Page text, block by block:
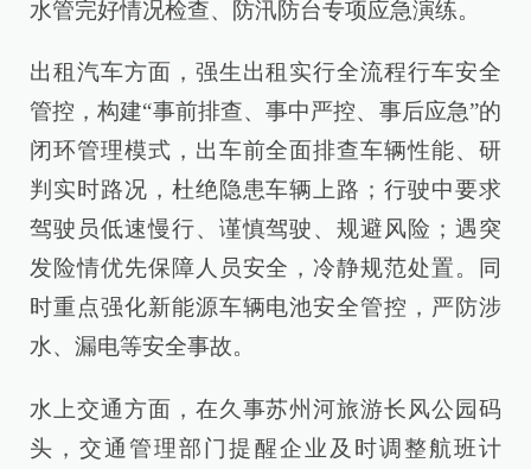
水管完好情况检查、防汛防台专项应急演练。
出租汽车方面，强生出租实行全流程行车安全
管控，构建“事前排查、事中严控、事后应急”的
闭环管理模式，出车前全面排查车辆性能、研
判实时路况，杜绝隐患车辆上路；行驶中要求
驾驶员低速慢行、谨慎驾驶、规避风险；遇突
发险情优先保障人员安全，冷静规范处置。同
时重点强化新能源车辆电池安全管控，严防涉
水、漏电等安全事故。
水上交通方面，在久事苏州河旅游长风公园码
头，交通管理部门提醒企业及时调整航班计